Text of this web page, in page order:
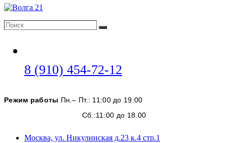
Поиск
Поиск
8 (910) 454-72-12
вашем
приложении
Режим работы Пн.– Пт.: 11:00 до 19:00
Сб.:11:00 до 18.00
Москва, ул. Никулинская д.23 к.4 стр.1